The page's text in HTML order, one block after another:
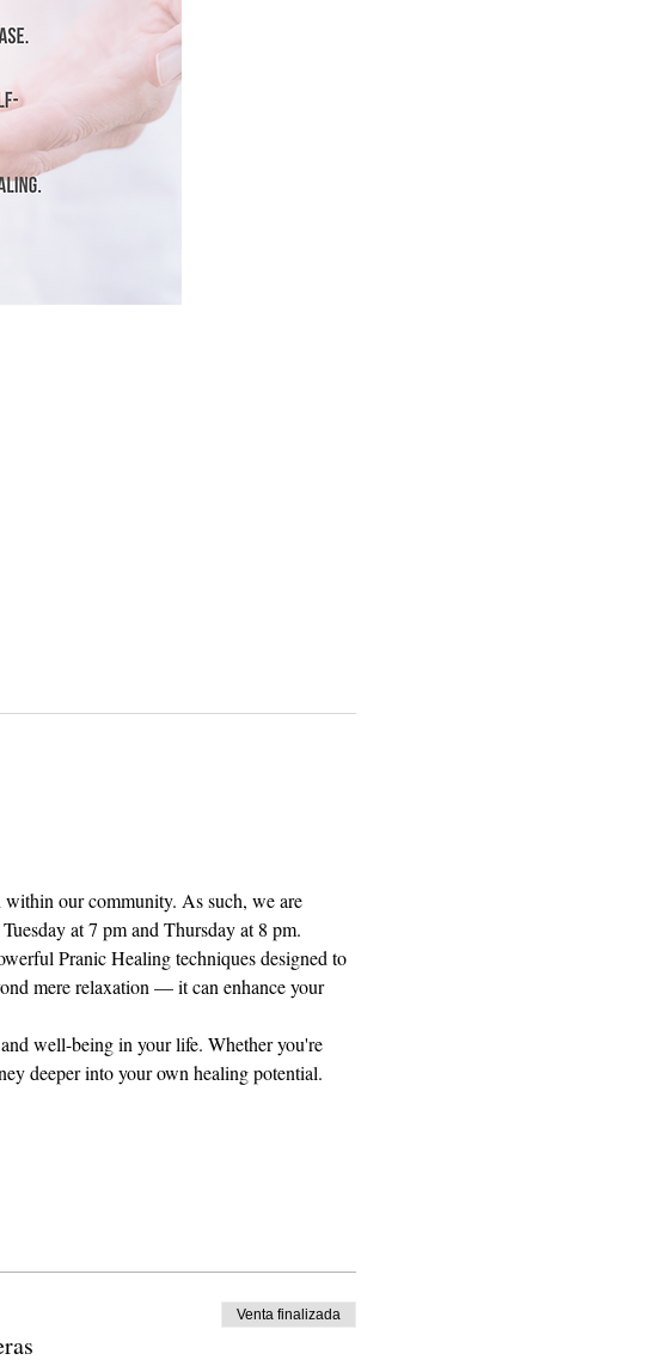
our community. As such, we are
at 7 pm and Thursday at 8 pm.
Pranic Healing techniques designed to
mere relaxation — it can enhance your
well-being in your life. Whether you're
deeper into your own healing potential.
Venta finalizada